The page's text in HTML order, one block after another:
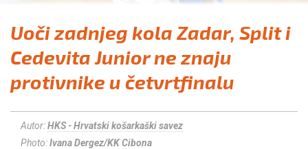
Uoči zadnjeg kola Zadar, Split i
Cedevita Junior ne znaju
protivnike u četvrtfinalu
Autor:HKS - Hrvatski košarkaški savez
Photo:Ivana Dergez/KK Cibona